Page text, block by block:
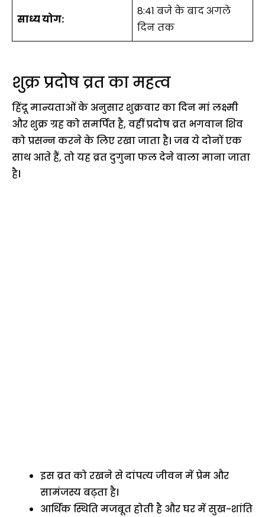
साध्य योग:
8:41 बजे के बाद अगले
दिन तक
शुक्र प्रदोष व्रत का महत्व
हिंदू मान्यताओं के अनुसार शुक्रवार का दिन मां लक्ष्मी
और शुक्र ग्रह को समर्पित है, वहीं प्रदोष व्रत भगवान शिव
को प्रसन्न करने के लिए रखा जाता है। जब ये दोनों एक
साथ आते हैं, तो यह व्रत दुगुना फल देने वाला माना जाता
है।
इस व्रत को रखने से दांपत्य जीवन में प्रेम और
सामंजस्य बढ़ता है।
आर्थिक स्थिति मजबूत होती है और घर में सुख-शांति